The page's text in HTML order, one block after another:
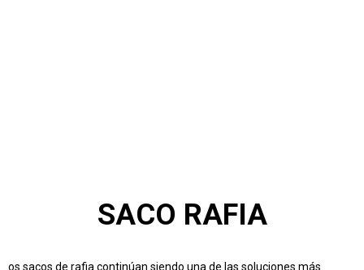
SACO RAFIA
os sacos de rafia continúan siendo una de las soluciones más